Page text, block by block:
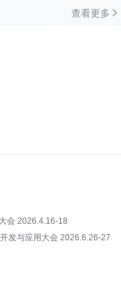
查看更多 
会 2026.4.16-18
发与应用大会 2026.6.26-27